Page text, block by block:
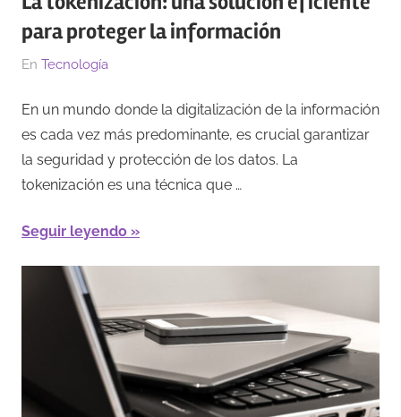
para proteger la información
El
Por
En Tecnología
En un mundo donde la digitalización de la información
es cada vez más predominante, es crucial garantizar
la seguridad y protección de los datos. La
tokenización es una técnica que …
Seguir leyendo